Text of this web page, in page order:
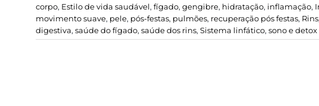
corpo, Estilo de vida saudável, fígado, gengibre, hidratação, inflamação,
movimento suave, pele, pós-festas, pulmões, recuperação pós festas, Rins,
digestiva, saúde do fígado, saúde dos rins, Sistema linfático, sono e detox